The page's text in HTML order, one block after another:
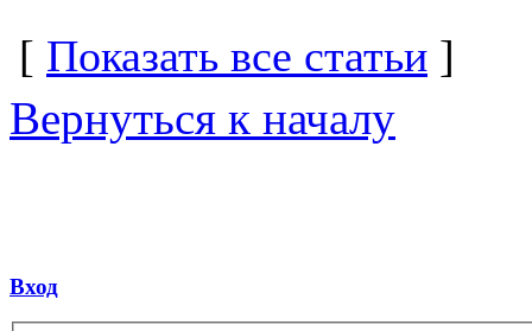
[ Показать все статьи ]
Вернуться к началу
Вход